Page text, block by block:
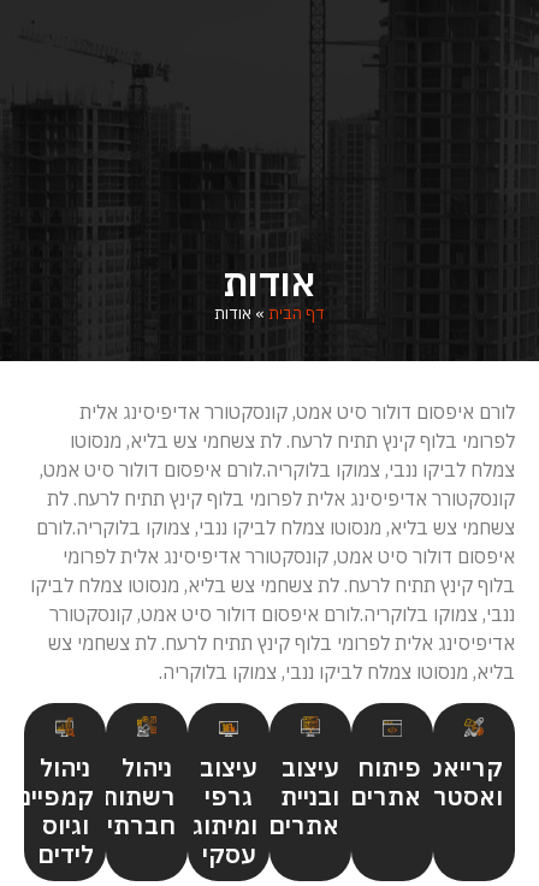
אודות
דף הבית » אודות
לורם איפסום דולור סיט אמט, קונסקטורר אדיפיסינג אלית
לפרומי בלוף קינץ תתיח לרעח. לת צשחמי צש בליא, מנסוטו
צמלח לביקו ננבי, צמוקו בלוקריה.לורם איפסום דולור סיט אמט,
קונסקטורר אדיפיסינג אלית לפרומי בלוף קינץ תתיח לרעח. לת
צשחמי צש בליא, מנסוטו צמלח לביקו ננבי, צמוקו בלוקריה.לורם
איפסום דולור סיט אמט, קונסקטורר אדיפיסינג אלית לפרומי
בלוף קינץ תתיח לרעח. לת צשחמי צש בליא, מנסוטו צמלח לביקו
ננבי, צמוקו בלוקריה.לורם איפסום דולור סיט אמט, קונסקטורר
אדיפיסינג אלית לפרומי בלוף קינץ תתיח לרעח. לת צשחמי צש
בליא, מנסוטו צמלח לביקו ננבי, צמוקו בלוקריה.
קרייאטיב
ואסטרטגיה
פיתוח
אתרים
עיצוב
ובניית
אתרים
עיצוב
גרפי
ומיתוג
עסקי
ניהול
רשתות
חברתיות
ניהול
קמפיינים
וגיוס
לידים